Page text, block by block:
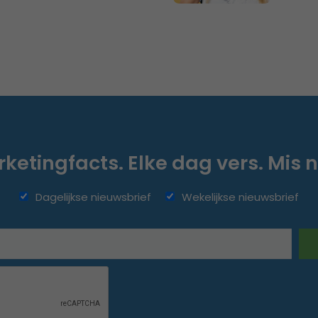
Elke dag vers. Mis
Dagelijkse nieuwsbrief Wekelijkse nieuwsbrief